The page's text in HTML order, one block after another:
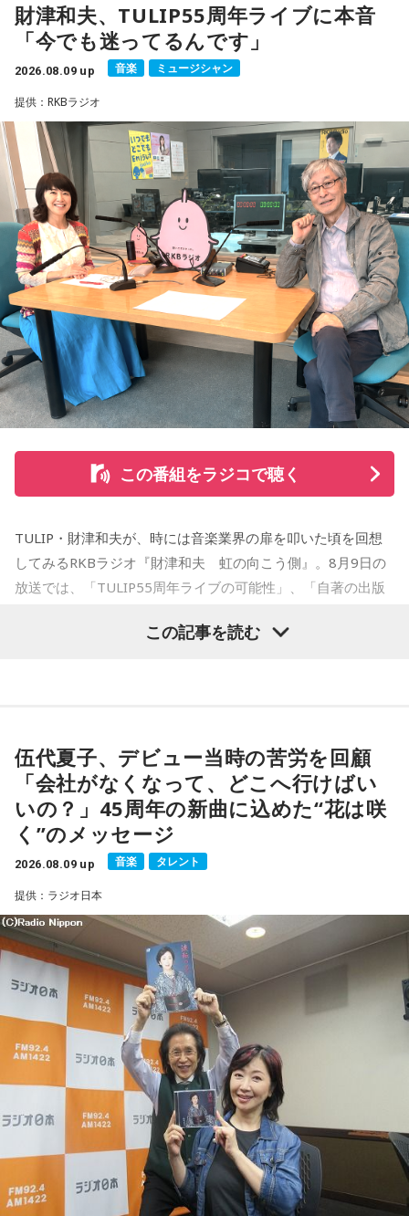
18年に及ぶ「宇宙兄弟」の連載完結のタイミングでの出演と
なり、「宇宙兄弟」誕生のエピソードや「キャラクターに出
会う」というキャラクター造形について、ストーリーの発想
小山宙哉をゲストに迎える特別番組『マンガのラジオ 宇宙兄
弟スペシャル supported by viviON』は8月16日（日）19時
から放送。放送後には、地上波本編で未公開の音源を含むデ
ィレクターズカット版のポッドキャスト配信も予定してい
る。
【小山宙哉プロフィール】
1978年生 京都府出身 京都市立銅駝美術工芸高等学校（現：
京都市立美術工芸高等学校）、大阪市立デザイン教育研究所
卒業。デザイン会社勤務を経て、「モーニング」に持ち込み
をした『ジジジイ』で第14回MANGA OPEN審査委員賞（わ
たせせいぞう賞）受賞。『劇団JET’S』で第15回MANGA
OPEN大賞受賞。2006年『ハルジャン』『ジジジイ-GGG-』
を連載。
2007年12月、初の週刊連載作品『宇宙兄弟』連載開始。同作
で2010年 第56回小学館漫画賞一般向け部門、2011年 第35回
講談社漫画賞一般部門、2014年 手塚治虫文化賞読者賞を受
賞。TVアニメ、実写映画等、多くのメディアミックスを果た
■放送日時：2026年8月16日（日） 19時～20時
■パーソナリティ：吉田尚記
■ゲスト：小山宙哉
■メールアドレス：manga@1242.com
■公式Xアカウント：@MANGARADIO1242
■ハッシュタグ：#マンガのラジオ
■番組HP：https://manga-no-radio.com/
財津和夫、TULIP55周年ライブに本音
「今でも迷ってるんです」
2026.08.09 up 音楽 ミュージシャン
提供：RKBラジオ
この番組をラジコで聴く
TULIP・財津和夫が、時には音楽業界の扉を叩いた頃を回想
してみるRKBラジオ『財津和夫 虹の向こう側』。8月9日の
放送では、「TULIP55周年ライブの可能性」、「自著の出版
た古今のトピックスが盛りだくさんです。
この記事を読む
伍代夏子、デビュー当時の苦労を回顧
「会社がなくなって、どこへ行けばい
いの？」45周年の新曲に込めた“花は咲
く”のメッセージ
2026.08.09 up 音楽 タレント
提供：ラジオ日本